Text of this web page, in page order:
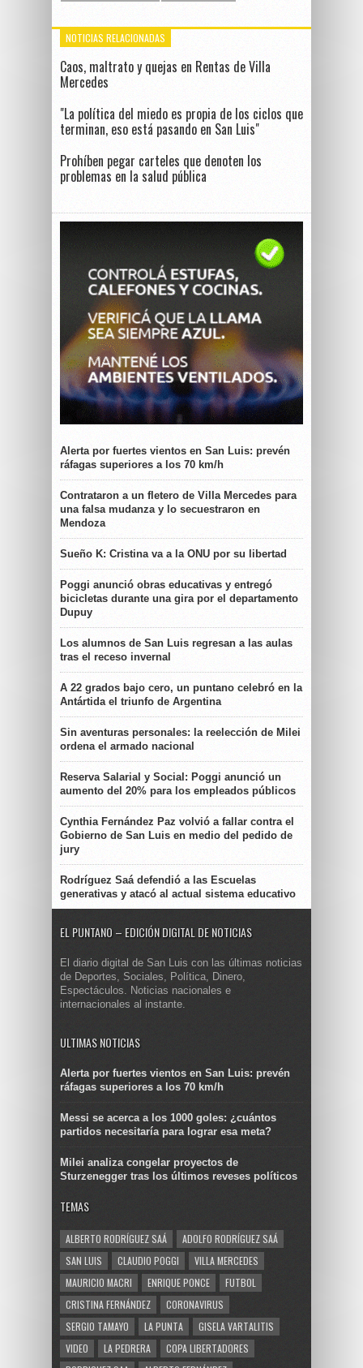
NOTICIAS RELACIONADAS
Caos, maltrato y quejas en Rentas de Villa
Mercedes
"La política del miedo es propia de los ciclos que
terminan, eso está pasando en San Luis"
Prohíben pegar carteles que denoten los
problemas en la salud pública
Alerta por fuertes vientos en San Luis: prevén
ráfagas superiores a los 70 km/h
Contrataron a un fletero de Villa Mercedes para
una falsa mudanza y lo secuestraron en
Mendoza
Sueño K: Cristina va a la ONU por su libertad
Poggi anunció obras educativas y entregó
bicicletas durante una gira por el departamento
Dupuy
Los alumnos de San Luis regresan a las aulas
tras el receso invernal
A 22 grados bajo cero, un puntano celebró en la
Antártida el triunfo de Argentina
Sin aventuras personales: la reelección de Milei
ordena el armado nacional
Reserva Salarial y Social: Poggi anunció un
aumento del 20% para los empleados públicos
Cynthia Fernández Paz volvió a fallar contra el
Gobierno de San Luis en medio del pedido de
jury
Rodríguez Saá defendió a las Escuelas
generativas y atacó al actual sistema educativo
EL PUNTANO – EDICIÓN DIGITAL DE NOTICIAS
El diario digital de San Luis con las últimas noticias
de Deportes, Sociales, Política, Dinero,
Espectáculos. Noticias nacionales e
internacionales al instante.
ULTIMAS NOTICIAS
Alerta por fuertes vientos en San Luis: prevén
ráfagas superiores a los 70 km/h
Messi se acerca a los 1000 goles: ¿cuántos
partidos necesitaría para lograr esa meta?
Milei analiza congelar proyectos de
Sturzenegger tras los últimos reveses políticos
TEMAS
ALBERTO RODRÍGUEZ SAÁ
ADOLFO RODRÍGUEZ SAÁ
SAN LUIS
CLAUDIO POGGI
VILLA MERCEDES
MAURICIO MACRI
ENRIQUE PONCE
FUTBOL
CRISTINA FERNÁNDEZ
CORONAVIRUS
SERGIO TAMAYO
LA PUNTA
GISELA VARTALITIS
VIDEO
LA PEDRERA
COPA LIBERTADORES